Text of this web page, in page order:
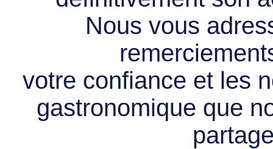
Nous vous
votre confiance et les
gastronomique que